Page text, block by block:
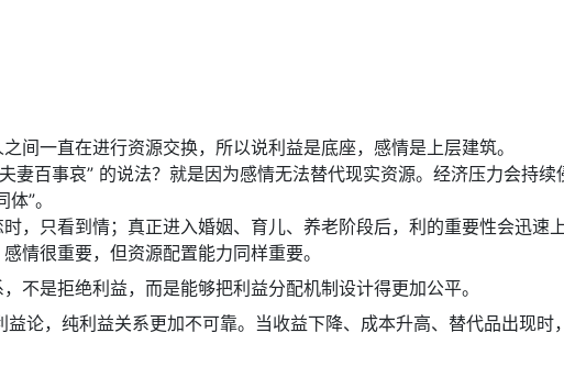
间一直在进行资源交换，所以说利益是底座，感情是上层建筑。
妻百事哀” 的说法？就是因为感情无法替代现实资源。经济压力会持
”。
，只看到情；真正进入婚姻、育儿、养老阶段后，利的重要性会迅速上
情很重要，但资源配置能力同样重要。
不是拒绝利益，而是能够把利益分配机制设计得更加公平。
益论，纯利益关系更加不可靠。当收益下降、成本升高、替代品出现时